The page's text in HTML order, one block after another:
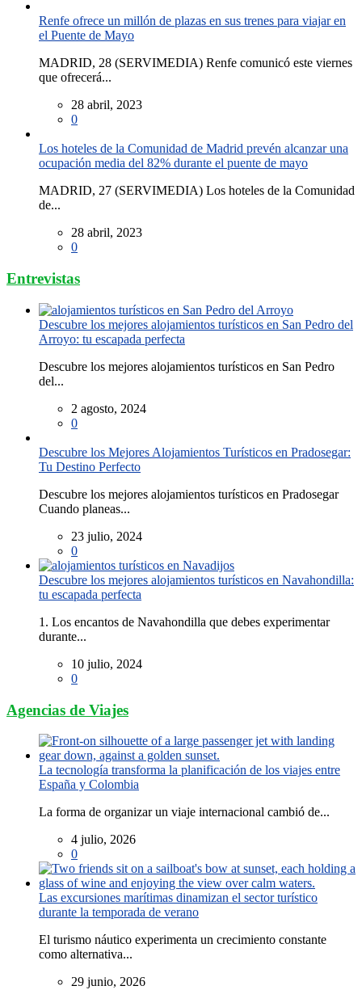
Renfe ofrece un millón de plazas en sus trenes para viajar en
el Puente de Mayo
MADRID, 28 (SERVIMEDIA) Renfe comunicó este viernes
que ofrecerá...
28 abril, 2023
0
Los hoteles de la Comunidad de Madrid prevén alcanzar una
ocupación media del 82% durante el puente de mayo
MADRID, 27 (SERVIMEDIA) Los hoteles de la Comunidad
de...
28 abril, 2023
0
Entrevistas
Descubre los mejores alojamientos turísticos en San Pedro del
Arroyo: tu escapada perfecta
Descubre los mejores alojamientos turísticos en San Pedro
del...
2 agosto, 2024
0
Descubre los Mejores Alojamientos Turísticos en Pradosegar:
Tu Destino Perfecto
Descubre los mejores alojamientos turísticos en Pradosegar
Cuando planeas...
23 julio, 2024
0
Descubre los mejores alojamientos turísticos en Navahondilla:
tu escapada perfecta
1. Los encantos de Navahondilla que debes experimentar
durante...
10 julio, 2024
0
Agencias de Viajes
La tecnología transforma la planificación de los viajes entre
España y Colombia
La forma de organizar un viaje internacional cambió de...
4 julio, 2026
0
Las excursiones marítimas dinamizan el sector turístico
durante la temporada de verano
El turismo náutico experimenta un crecimiento constante
como alternativa...
29 junio, 2026